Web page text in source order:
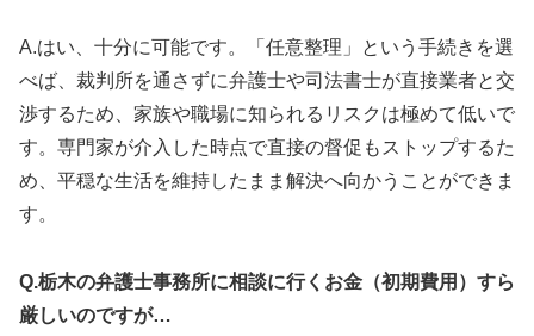
A.はい、十分に可能です。「任意整理」という手続きを選
べば、裁判所を通さずに弁護士や司法書士が直接業者と交
渉するため、家族や職場に知られるリスクは極めて低いで
す。専門家が介入した時点で直接の督促もストップするた
め、平穏な生活を維持したまま解決へ向かうことができま
す。
Q.栃木の弁護士事務所に相談に行くお金（初期費用）すら
厳しいのですが…